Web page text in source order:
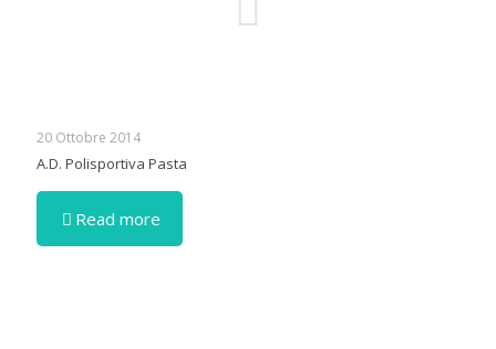
20 Ottobre 2014
A.D. Polisportiva Pasta
Read more